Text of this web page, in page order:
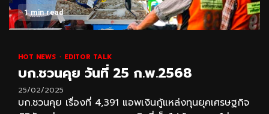
1 min read
HOT NEWS EDITOR TALK
บก.ชวนคุย วันที่ 25 ก.พ.2568
25/02/2025
บก.ชวนคุย เรื่องที่ 4,391 แอพเงินกู้แหล่งทุนยุคเศรษฐกิจ